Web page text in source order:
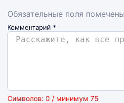
Обязательные поля
Комментарий *
Символов: 0 / минимум 75